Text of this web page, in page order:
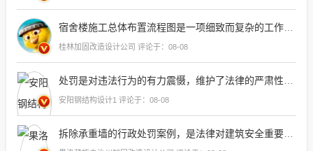
宿舍楼施工总体布置流程图是一项细致而复杂的工作，它要求设计师不仅具备扎实的专业知识，还要有敏锐的空间感知能力和创新思维，通过精确的线条和清晰的标注，每一步骤都被精确地呈现在图纸上，确保了
桂林加固改造设计公司 评论于：08-08
处罚是对违法行为的有力震慑，维护了法律的严肃性和社会秩序的
安阳钢结构设计1 评论于：08-08
拆除承重墙的行政处罚案例，是法律对建筑安全重要性的有力宣示，它提醒我们，任何破坏结构完整性的行为都将面临法律的严惩，确保了